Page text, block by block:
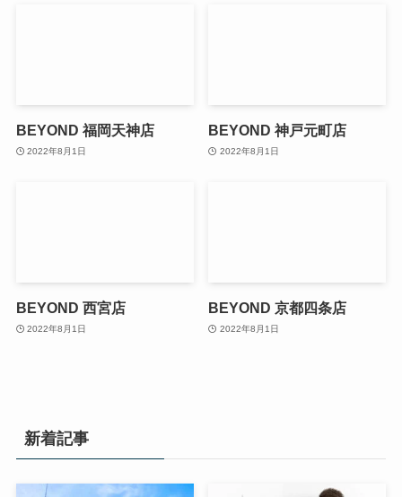
BEYOND 福岡天神店
2022年8月1日
BEYOND 神戸元町店
2022年8月1日
BEYOND 西宮店
2022年8月1日
BEYOND 京都四条店
2022年8月1日
新着記事